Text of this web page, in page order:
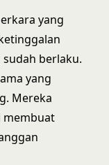
yang
berlaku.
yang
Mereka
membuat